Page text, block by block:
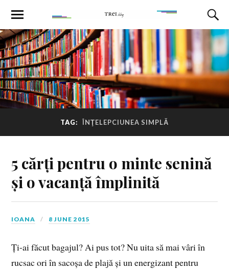
TAG: ÎNŢELEPCIUNEA SIMPLĂ
5 cărți pentru o minte senină
și o vacanță împlinită
IOANA 8 JUNE 2015
Ți-ai făcut bagajul? Ai pus tot? Nu uita să mai vâri în
rucsac ori în sacoșa de plajă și un energizant pentru